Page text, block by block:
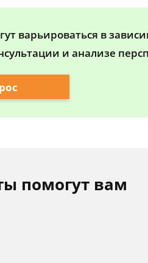
варьироваться в
и анализе
помогут вам